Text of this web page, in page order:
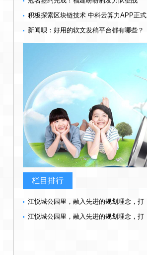
CBA新赛季
积极探索区块链技术 中科云算力APP正式
上线
新闻呗：好用的软文发稿平台都有哪些？
栏目排行
江悦城公园里，融入先进的规划理念，打
造幸福社区，为美好而来
江悦城公园里，融入先进的规划理念，打